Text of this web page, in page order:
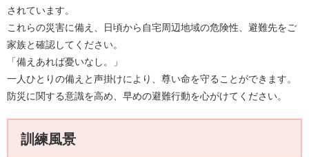
されています。
これらの災害に備え、日頃から自宅周辺地域の危険性、避難先をご
家族と確認してください。
「備えあれば憂いなし。」
一人ひとりの備えと声掛けにより、尊い命を守ることができます。
防災に関する意識を高め、早めの避難行動を心がけてください。
訓練風景